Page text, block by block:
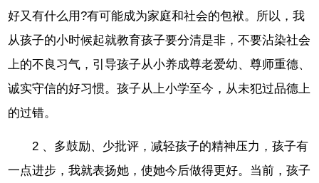
好又有什么用?有可能成为家庭和社会的包袱。所以，我
从孩子的小时候起就教育孩子要分清是非，不要沾染社会
上的不良习气，引导孩子从小养成尊老爱幼、尊师重德、
诚实守信的好习惯。孩子从上小学至今，从未犯过品德上
的过错。
2 、多鼓励、少批评，减轻孩子的精神压力，孩子有
一点进步，我就表扬她，使她今后做得更好。当前，孩子